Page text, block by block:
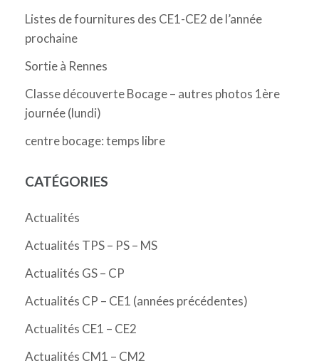
Listes de fournitures des CE1-CE2 de l’année
prochaine
Sortie à Rennes
Classe découverte Bocage – autres photos 1ère
journée (lundi)
centre bocage: temps libre
CATÉGORIES
Actualités
Actualités TPS – PS – MS
Actualités GS – CP
Actualités CP – CE1 (années précédentes)
Actualités CE1 – CE2
Actualités CM1 – CM2